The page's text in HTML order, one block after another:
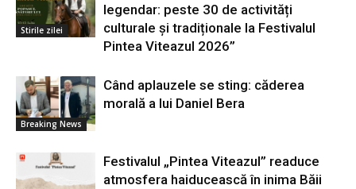
Stirile zilei
legendar: peste 30 de activități
culturale și tradiționale la Festivalul
Pintea Viteazul 2026”
Breaking News
Când aplauzele se sting: căderea
morală a lui Daniel Bera
Festivalul „Pintea Viteazul” readuce
atmosfera haiducească în inima Băii